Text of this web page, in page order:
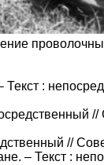
Текст :
//
– Текст :